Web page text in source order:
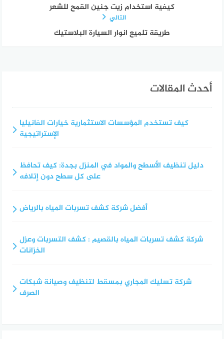
كيفية استخدام زيت جنين القمح للشعر
التالي
طريقة تلميع انوار السيارة البلاستيك
أحدث المقالات
كيف تستخدم المؤسسات الاستثمارية خيارات الفانيليا
الإستراتيجية
دليل تنظيف الأسطح والمواد في المنزل بجدة: كيف تحافظ
على كل سطح دون إتلافه
أفضل شركة كشف تسربات المياه بالرياض
شركة كشف تسربات المياه بالقصيم : كشف التسربات وعزل
الخزانات
شركة تسليك المجاري بمسقط لتنظيف وصيانة شبكات
الصرف